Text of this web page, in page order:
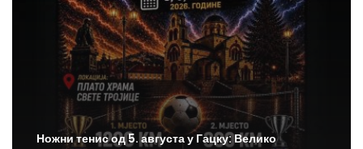
Ножни тенис од 5. августа у Гацку: Велико